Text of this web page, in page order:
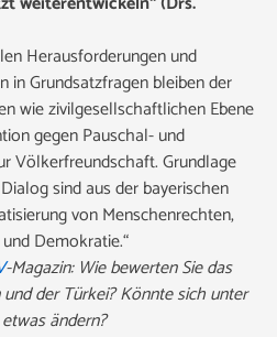
Herausforderungen und
in Grundsatzfragen bleiben der
wie zivilgesellschaftlichen Ebene
gegen Pauschal- und
Völkerfreundschaft. Grundlage
sind aus der bayerischen
von Menschenrechten,
Demokratie.“
-Magazin: Wie bewerten Sie das
der Türkei? Könnte sich unter
ändern?